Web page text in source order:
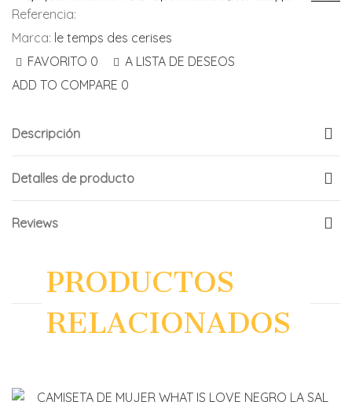
Referencia:
Marca: le temps des cerises
FAVORITO 0
A LISTA DE DESEOS
ADD TO COMPARE 0
Descripción
Detalles de producto
Reviews
PRODUCTOS
RELACIONADOS